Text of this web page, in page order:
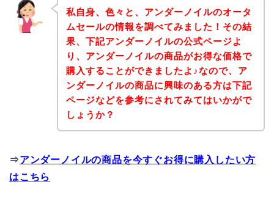
私自身、色々と、アンダーノイルのオータ
ムセールの情報を調べてみました！その結
果、下記アンダーノイルの公式ページよ
り、アンダーノイルの商品がお得な価格で
購入することができましたよ♪なので、ア
ンダーノイルの商品に興味のある方は下記
ページなどを参考にされてみてはいかがで
しょうか？
⇒アンダーノイルの商品を今すぐお得に購入したい方
はこちら